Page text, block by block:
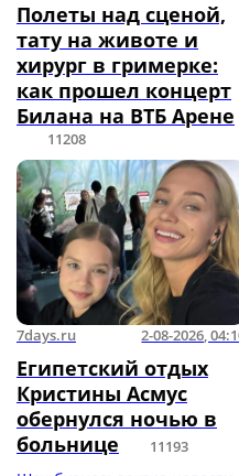
Полеты над сценой,
тату на животе и
хирург в гримерке:
как прошел концерт
Билана на ВТБ Арене
11208
7days.ru 2-08-2026,
Египетский отдых
Кристины Асмус
обернулся ночью в
больнице
11193